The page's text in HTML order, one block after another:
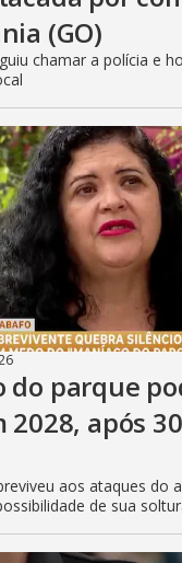
(GO)
chamar a polícia e
do parque
2028, após
aos ataques do
de sua